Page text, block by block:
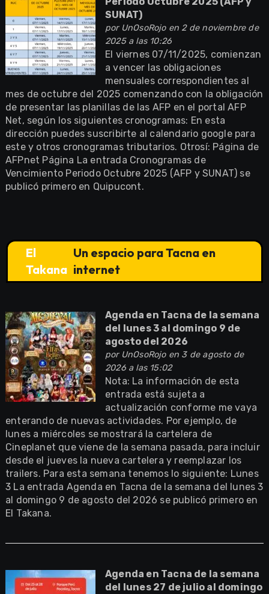
SUNAT)
por UnOsoRojoen 2 de noviembre de
2025 a las 10:26
El viernes 07/11/2025, comienzan
a vencer las obligaciones
mensuales correspondientes al
mes de octubre del 2025 comenzando con la obligación
de presentar las planillas de las AFP en el portal AFP
Net, según los siguientes cronogramas: En esta
dirección puedes suscribirte al calendario google para
este y otros cronogramas tributarios. Otrosí: Página de
AFPnet Página La entrada Cronogramas de
Vencimiento Periodo Octubre 2025 (AFP y SUNAT) se
publicó primero en Quipucont.
El
Takana
Un espacio para Tacna en
internet
Agenda en Tacna de la semana
del lunes 3 al domingo 9 de
agosto del 2026
por UnOsoRojoen 3 de agosto de
2026 a las 15:02
Nota: La información de esta
entrada está sujeta a
actualización conforme me vaya
enterando de nuevas actividades. Por ejemplo, de
lunes a miércoles se mostrará la cartelera de
Cineplanet que viene de la semana pasada, para incluir
desde el jueves la nueva cartelera y reemplazar los
trailers. Para esta semana tenemos lo siguiente: Lunes
3 La entrada Agenda en Tacna de la semana del lunes 3
al domingo 9 de agosto del 2026 se publicó primero en
El Takana.
Agenda en Tacna de la semana
del lunes 27 de julio al domingo